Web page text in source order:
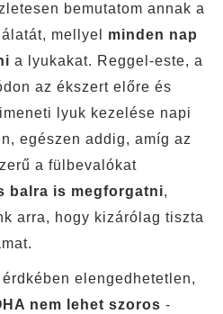
bemutatom annak a
mellyel minden nap
a lyukakat. Reggel-este, a
az ékszert előre és
lyuk kezelése napi
egészen addig, amíg az
a fülbevalókat
balra is megforgatni,
arra, hogy kizárólag tiszta
elengedhetetlen,
nem lehet szoros -